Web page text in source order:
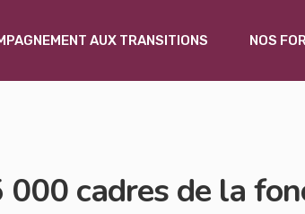
AUX TRANSITIONS NOS
000 cadres de la